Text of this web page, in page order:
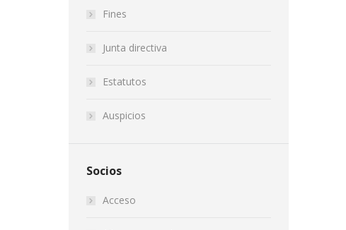
Fines
Junta directiva
Estatutos
Auspicios
Socios
Acceso